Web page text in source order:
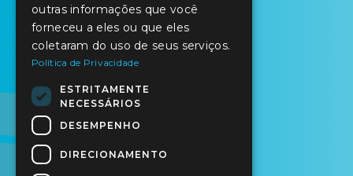
outras informações que você
forneceu a eles ou que eles
coletaram do uso de seus serviços.
Política de Privacidade
ESTRITAMENTE
NECESSÁRIOS
DESEMPENHO
DIRECIONAMENTO